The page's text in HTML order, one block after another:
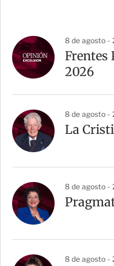
8 de agosto -
Frentes
2026
8 de agosto -
La
8 de agosto -
8 de agosto -